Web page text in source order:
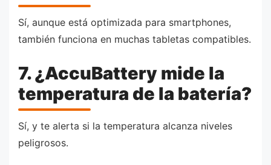
Sí, aunque está optimizada para smartphones,
también funciona en muchas tabletas compatibles.
7. ¿AccuBattery mide la
temperatura de la batería?
Sí, y te alerta si la temperatura alcanza niveles
peligrosos.